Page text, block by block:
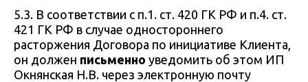
5.3. В соответствии с п.1. ст. 420 ГК РФ и п.4. ст.
421 ГК РФ в случае одностороннего
расторжения Договора по инициативе Клиента,
он должен письменно уведомить об этом ИП
Окнянская Н.В. через электронную почту